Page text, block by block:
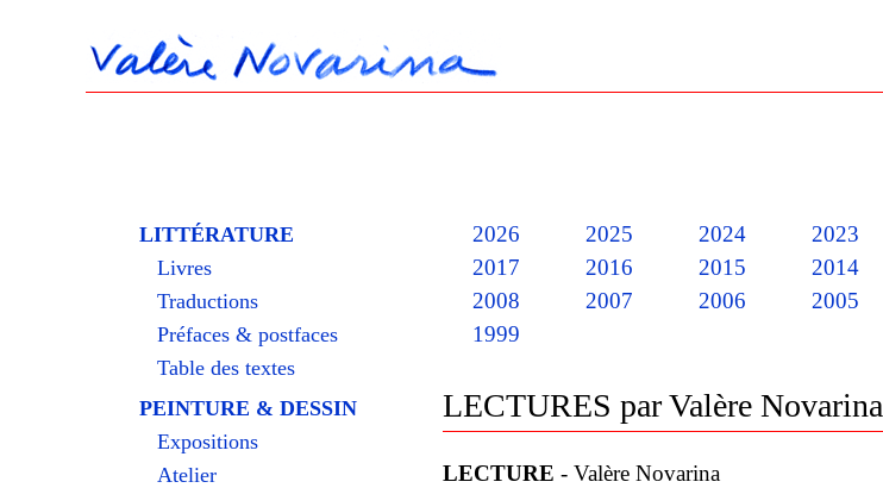
LITTÉRATURE
Livres
Traductions
Préfaces & postfaces
Table des textes
PEINTURE & DESSIN
Expositions
Atelier
2026 2025 2024 2023
2017
2016 2015 2014
2008
2007 2006 2005
1999
LECTURES par Valère Novarina
LECTURE - Valère Novarina